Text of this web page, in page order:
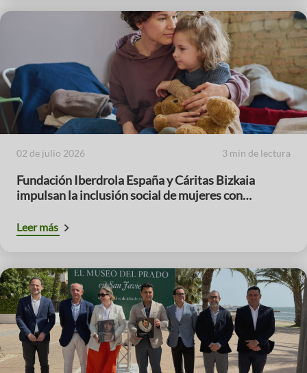
02 de julio 2026 3 min de lectura
Fundación Iberdrola España y Cáritas Bizkaia
impulsan la inclusión social de mujeres con
Leer más